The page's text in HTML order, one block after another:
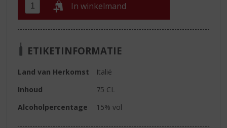
In winkelmand
ETIKETINFORMATIE
Land van Herkomst
Italië
Inhoud
75 CL
Alcoholpercentage
15% vol